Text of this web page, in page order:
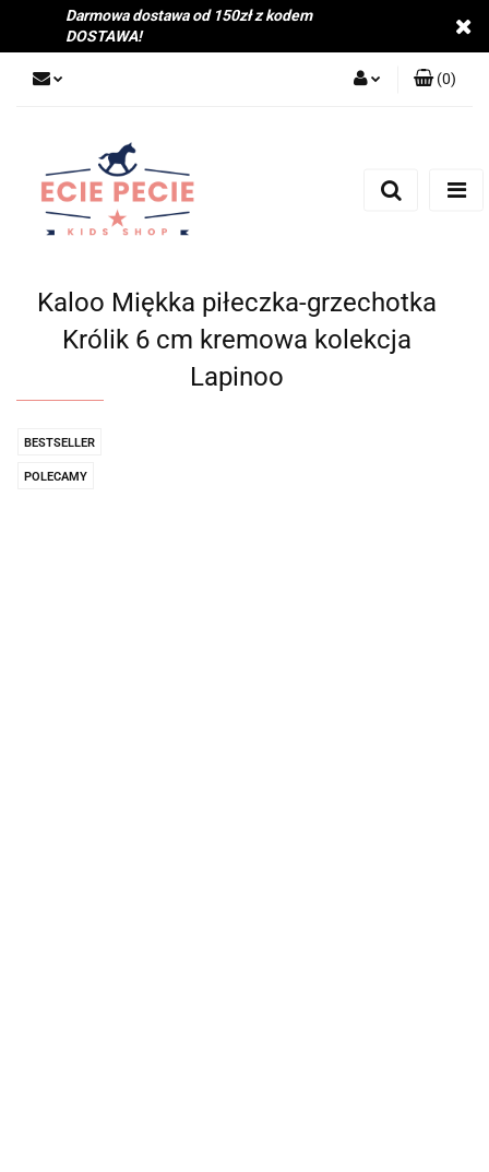
Darmowa dostawa od 150zł z kodem
DOSTAWA!
(0)
Kaloo Miękka piłeczka-grzechotka
Królik 6 cm kremowa kolekcja
Lapinoo
BESTSELLER
POLECAMY